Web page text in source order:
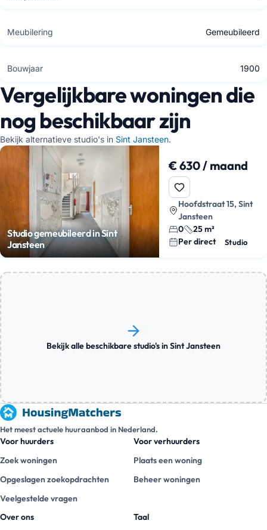
Meubilering Gemeubileerd
Bouwjaar 1900
Vergelijkbare woningen die
nog beschikbaar zijn
Bekijk alternatieve studio's in Sint Jansteen.
Studio gemeubileerd in Sint
Jansteen
€ 630 / maand
Hoofdstraat 15, Sint
Jansteen
0
25 m²
Per direct
Studio
Bekijk alle beschikbare studio's in Sint Jansteen
Het meest actuele huuraanbod in Nederland.
Voor huurders
Zoek woningen
Opgeslagen zoekopdrachten
Veelgestelde vragen
Voor verhuurders
Plaats een woning
Beheer woningen
Over ons Taal